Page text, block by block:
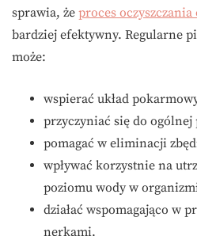
sprawia, że proces
bardziej efektywny. Regularne
może:
wspierać układ
przyczyniać się do
pomagać w eliminacji
wpływać korzystnie na
poziomu wody w
działać wspomagająco w
nerkami.